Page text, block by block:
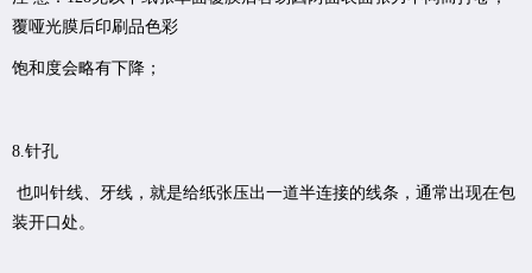
覆哑光膜后印刷品色彩
饱和度会略有下降；
8.针孔
也叫针线、牙线，就是给纸张压出一道半连接的线条，通常出现在包
装开口处。